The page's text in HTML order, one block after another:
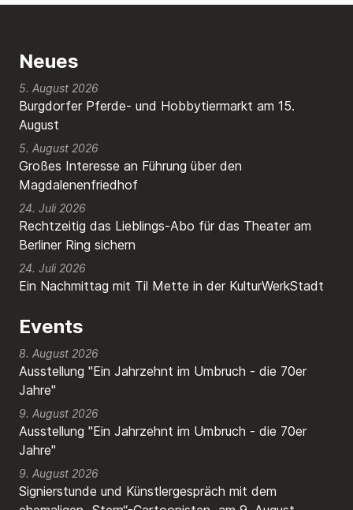
Neues
Burgdorfer Pferde- und Hobbytiermarkt am 15.
August
5. August 2026
Großes Interesse an Führung über den
Magdalenenfriedhof
5. August 2026
Rechtzeitig das Lieblings-Abo für das Theater am
Berliner Ring sichern
24. Juli 2026
Ein Nachmittag mit Til Mette in der KulturWerkStadt
24. Juli 2026
Events
8. August 2026
Ausstellung "Ein Jahrzehnt im Umbruch - die 70er
Jahre"
9. August 2026
Ausstellung "Ein Jahrzehnt im Umbruch - die 70er
Jahre"
9. August 2026
Signierstunde und Künstlergespräch mit dem